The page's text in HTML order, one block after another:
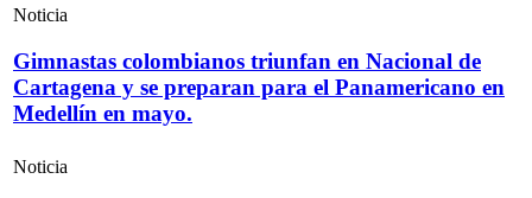
Noticia
Gimnastas colombianos triunfan en Nacional de
Cartagena y se preparan para el Panamericano en
Medellín en mayo.
Noticia